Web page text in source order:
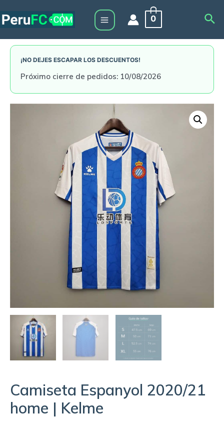
to
Main
Menu
0
¡NO DEJES ESCAPAR LOS DESCUENTOS!
Próximo cierre de pedidos: 10/08/2026
Camiseta Espanyol 2020/21
home | Kelme